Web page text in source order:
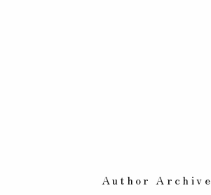
Author Archive